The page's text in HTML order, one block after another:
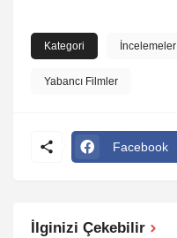
Kategori İncelemeler
Yabancı Filmler
Facebook
İlginizi Çekebilir